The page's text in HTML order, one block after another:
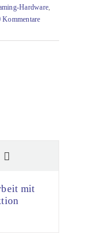
Hardware,
Kommentare
mit